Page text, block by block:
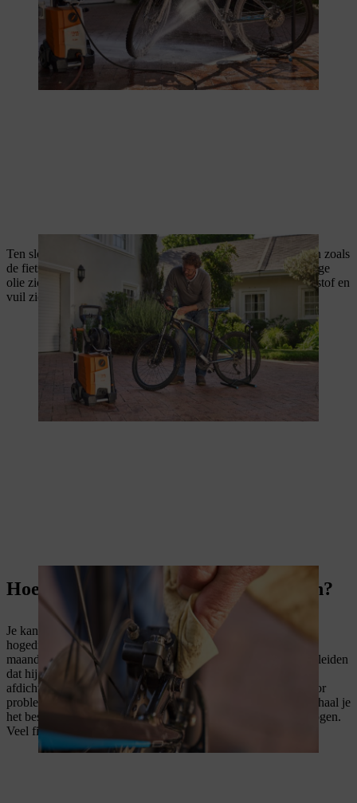
Ten slotte, breng je met een doek olie aan op bewegende delen zoals
de fietsketting en lagers. Deze methode voorkomt dat overtollige
olie zich ophoopt op de fiets, waardoor grotere hoeveelheden stof en
vuil zich zouden kunnen vastzetten.
Hoe vaak moet je je fiets schoonmaken?
Je kan je fiets regelmatig of indien nodig grondig reinigen met
hogedruk; meestal volstaat een grondige reiniging om de paar
maanden. Als je je fiets te vaak reinigt, kan dit er namelijk toe leiden
dat hij beschadigd raakt, bijvoorbeeld door aantasting van de
afdichtingen en lagers. Een beetje vuil op je fiets zorgt niet voor
problemen. Maar als je in nat weer op de fiets onderweg was, haal je
het best meteen eventuele modder weg zodat dit niet kan indrogen.
Veel fietsplezier!